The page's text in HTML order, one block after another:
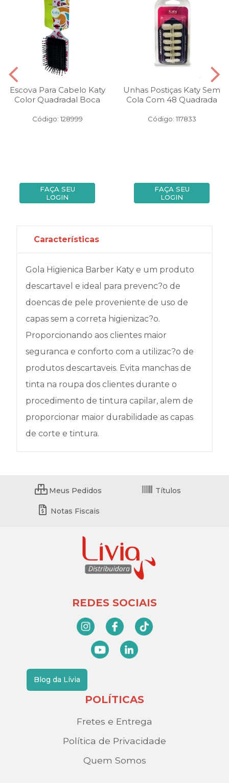
Escova Para Cabelo Katy
Color Quadradal Boca
Código: 128999
FAÇA SEU
LOGIN
Unhas Postiças Katy Sem
Cola Com 48 Quadrada
Código: 117833
FAÇA SEU
LOGIN
Características
Gola Higienica Barber Katy e um produto
descartavel e ideal para prevenc?o de
doencas de pele proveniente de uso de
capas sem a correta higienizac?o.
Proporcionando aos clientes maior
seguranca e conforto com a utilizac?o de
produtos descartaveis. Evita manchas de
tinta na roupa dos clientes durante o
procedimento de tintura capilar, alem de
proporcionar maior durabilidade as capas
de corte e tintura.
Meus Pedidos Títulos
Notas Fiscais
REDES SOCIAIS
Blog da Lívia
POLÍTICAS
Fretes e Entrega
Política de Privacidade
Quem Somos